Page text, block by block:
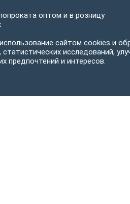
оптом и в розницу
сайтом cookies и
исследований,
предпочтений и интересов.